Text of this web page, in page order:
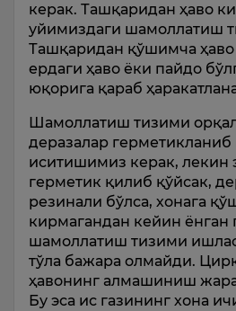
керак. Ташқаридан ҳаво
уйимиздаги шамоллатиш
Ташқаридан қўшимча ҳаво
ердаги ҳаво ёки пайдо
юқорига қараб
Шамоллатиш тизими
деразалар герметикланиб
иситишимиз керак, лекин
герметик қилиб қўйсак,
резинали бўлса, хонага
кирмагандан кейин ёнган
шамоллатиш тизими
тўла бажара олмайди.
ҳавонинг алмашиниш
Бу эса ис газининг хона